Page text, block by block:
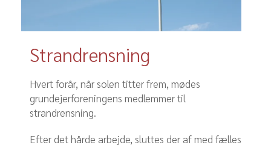
Strandrensning
Hvert forår, når solen titter frem, mødes
grundejerforeningens medlemmer til
strandrensning.
Efter det hårde arbejde, sluttes der af med fælles